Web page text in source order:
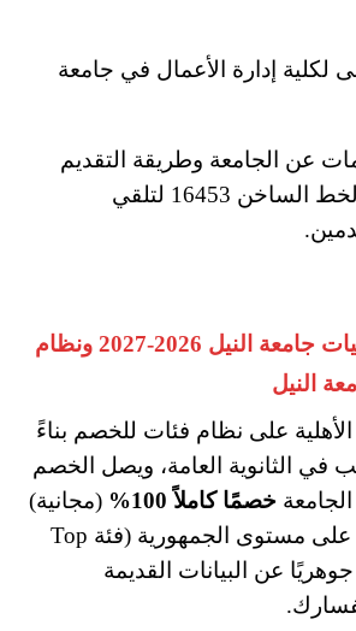
لكلية إدارة الأعمال في جامعة
عن الجامعة وطريقة التقديم
يمكنكم الاتصال بالخط الساخن 16453 ؜لتلقي
أسعار مصاريف كليات جامعة النيل 2026-2027 ونظام
النيل
الأهلية على نظام فئات للخصم بناءً
في الثانوية العامة، ويصل الخصم
خصمًا كاملاً 100%
(مجانية)
لأفضل 500 طالب على مستوى الجمهورية (فئة Top
جوهريًا عن البيانات القديمة